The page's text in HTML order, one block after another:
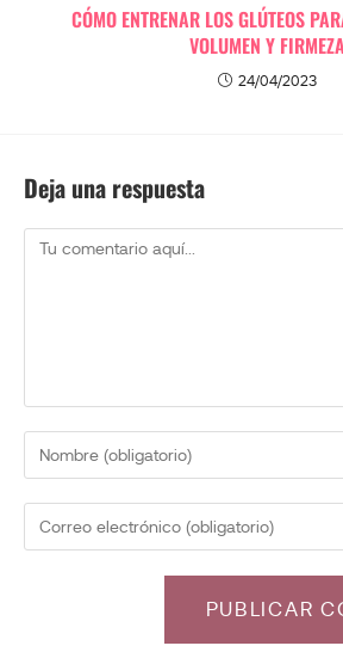
CÓMO ENTRENAR LOS GLÚTEOS
VOLUMEN Y
24/04/2023
Deja una respuesta